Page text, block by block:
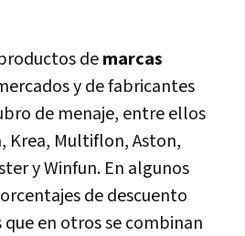
demarcas
y de fabricantes
de menaje, entre ellos
Krea, Multiflon, Aston,
y Winfun. En algunos
de descuento
en otros se combinan